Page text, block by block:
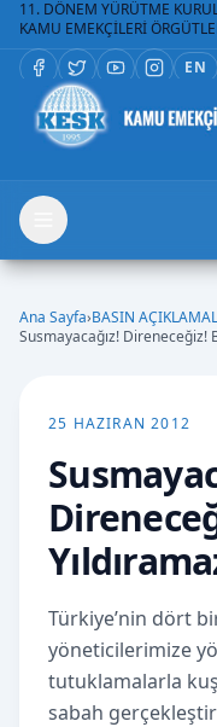
11. DÖNEM YÜRÜTME
KAMU EMEKÇİLERİ
EN
Ana Sayfa›BASIN
Susmayacağız! Direneceğiz!
25 HAZIRAN 2012
Türkiye’nin dört
yöneticilerimize
tutuklamalarla
sabah